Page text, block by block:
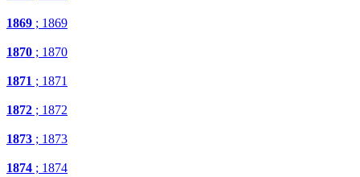
1869 ; 1869
1870 ; 1870
1871 ; 1871
1872 ; 1872
1873 ; 1873
1874 ; 1874